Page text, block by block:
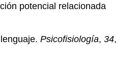
potencial relacionada
Psicofisiología, 34,